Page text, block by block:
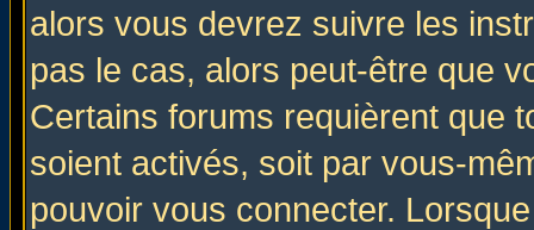
alors vous devrez suivre les
pas le cas, alors peut-être que
Certains forums requièrent que
soient activés, soit par vous-
pouvoir vous connecter.